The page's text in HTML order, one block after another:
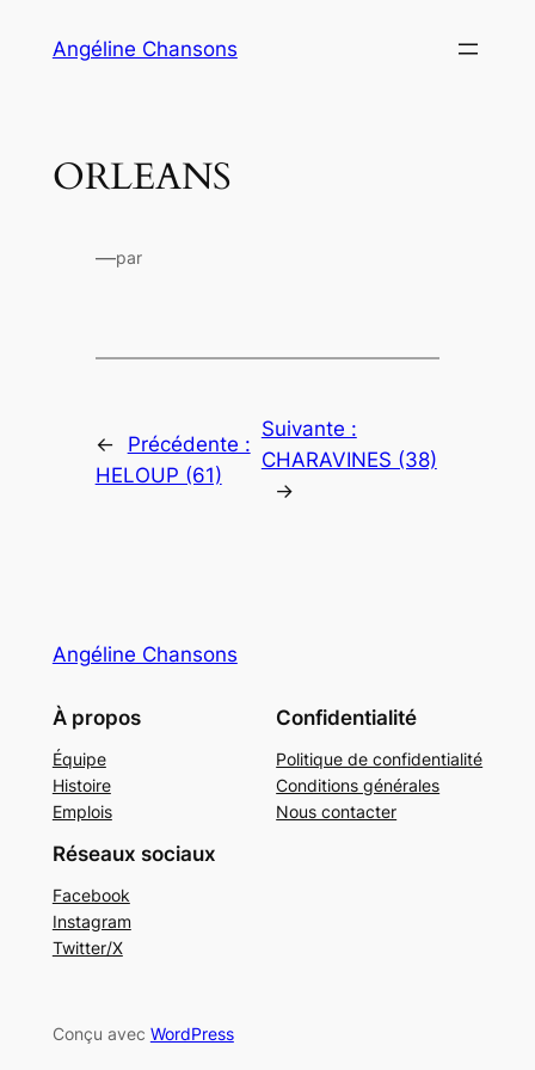
Angéline Chansons
ORLEANS
—par
←
Précédente :
HELOUP (61)
Suivante :
CHARAVINES (38)
→
Angéline Chansons
À propos
Équipe
Histoire
Emplois
Confidentialité
Politique de confidentialité
Conditions générales
Nous contacter
Réseaux sociaux
Facebook
Instagram
Twitter/X
Conçu avec WordPress